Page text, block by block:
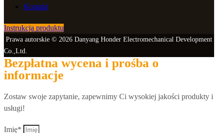
Kontakt
Instrukcja produktu
Prawa autorskie © 2026 Danyang Honder Electromechanical Development
Co.,Ltd.
Bezpłatna wycena i prośba o
informacje
Zostaw swoje zapytanie, zapewnimy Ci wysokiej jakości produkty i
usługi!
Imię*